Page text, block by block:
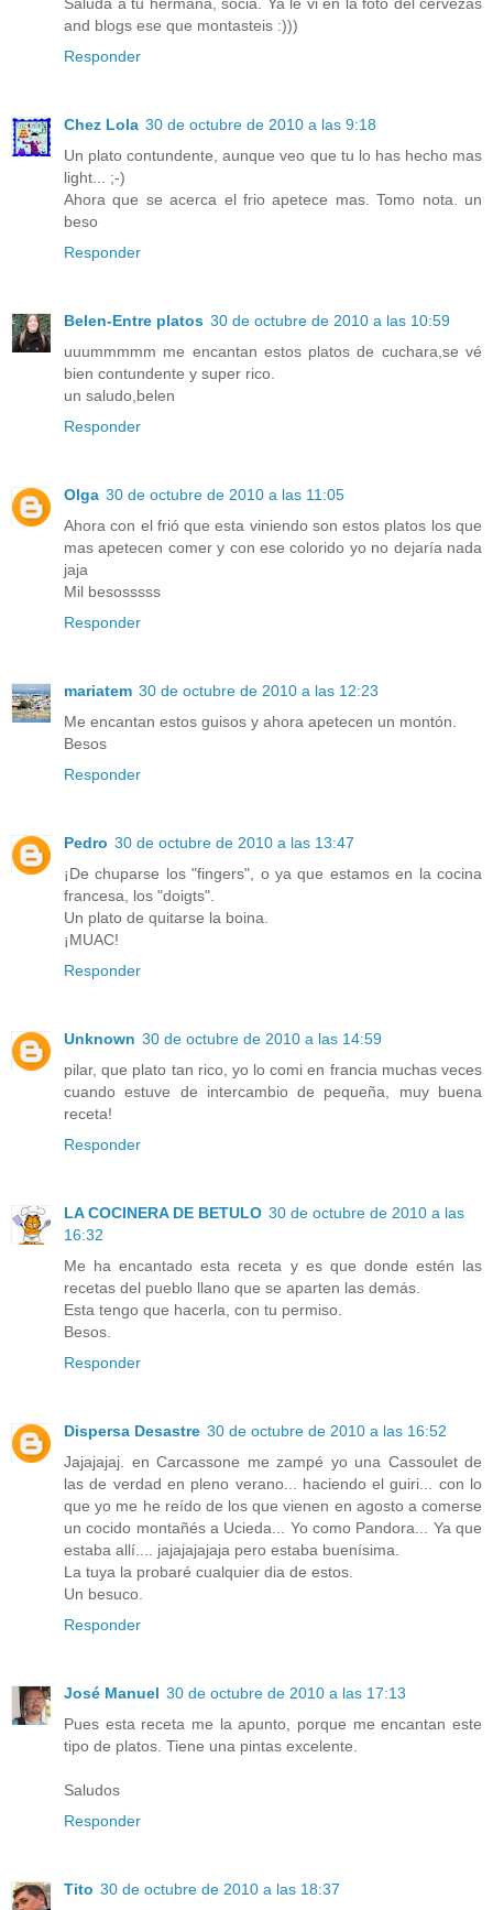
Saluda a tu hermana, socia. Ya le vi en la foto del cervezas
and blogs ese que montasteis :)))
Responder
Chez Lola 30 de octubre de 2010 a las 9:18
Un plato contundente, aunque veo que tu lo has hecho mas
light... ;-)
Ahora que se acerca el frio apetece mas. Tomo nota. un
beso
Responder
Belen-Entre platos 30 de octubre de 2010 a las 10:59
uuummmmm me encantan estos platos de cuchara,se vé
bien contundente y super rico.
un saludo,belen
Responder
Olga 30 de octubre de 2010 a las 11:05
Ahora con el frió que esta viniendo son estos platos los que
mas apetecen comer y con ese colorido yo no dejaría nada
jaja
Mil besosssss
Responder
mariatem 30 de octubre de 2010 a las 12:23
Me encantan estos guisos y ahora apetecen un montón.
Besos
Responder
Pedro 30 de octubre de 2010 a las 13:47
¡De chuparse los "fingers", o ya que estamos en la cocina
francesa, los "doigts".
Un plato de quitarse la boina.
¡MUAC!
Responder
Unknown 30 de octubre de 2010 a las 14:59
pilar, que plato tan rico, yo lo comi en francia muchas veces
cuando estuve de intercambio de pequeña, muy buena
receta!
Responder
LA COCINERA DE BETULO 30 de octubre de 2010 a las
16:32
Me ha encantado esta receta y es que donde estén las
recetas del pueblo llano que se aparten las demás.
Esta tengo que hacerla, con tu permiso.
Besos.
Responder
Dispersa Desastre 30 de octubre de 2010 a las 16:52
Jajajajaj. en Carcassone me zampé yo una Cassoulet de
las de verdad en pleno verano... haciendo el guiri... con lo
que yo me he reído de los que vienen en agosto a comerse
un cocido montañés a Ucieda... Yo como Pandora... Ya que
estaba allí.... jajajajajaja pero estaba buenísima.
La tuya la probaré cualquier dia de estos.
Un besuco.
Responder
José Manuel 30 de octubre de 2010 a las 17:13
Pues esta receta me la apunto, porque me encantan este
tipo de platos. Tiene una pintas excelente.
Saludos
Responder
Tito 30 de octubre de 2010 a las 18:37